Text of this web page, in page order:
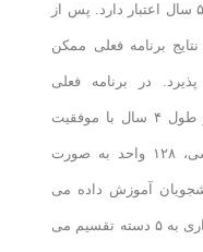
گرفت. برنامه درسی جدید از مهر ۱۴۰۰ تا ۵ سال اعتبار دارد. پس از
ارزیابی نتایج برنامه فعلی ممکن
در برنامه فعلی
دانشجویان مجازند ۱۳۸ واحد درسی را در طول ۴ سال با موفقیت
پشت سر بگذارند. از این ۱۳۸ واحد درسی، ۱۲۸ واحد به صورت
آموزش داده می
شود. در برنامه جدید، دروس رشته حسابداری به ۵ دسته تقسیم می